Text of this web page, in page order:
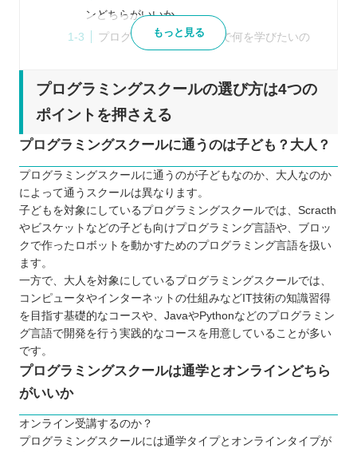
ンどちらがいいか
プログラミングスクールで何を学びたいの
レッスン回数、時間は自分にあっているか
愛媛県の大人向けプログラミングスクール3選
テックアイエス（
Winスクール （https://www.winschool.jp/）
パソコン教室アビバ
（https://www.aviva.co.jp/）
愛媛県内の子ども向けプログラミングスクール3選
Swimmy （https://www.sai.co.jp/swimmy/）
ミライエプロジェクト
（https://www.miraie.click/）
愛媛のプログラミングスクールから自分に合ったと
もっと見る
プログラミングスクールの選び方は4つの
ポイントを押さえる
プログラミングスクールに通うのは子ども？大人？
プログラミングスクールに通うのが子どもなのか、大人なのか
によって通うスクールは異なります。
子どもを対象にしているプログラミングスクールでは、Scracth
やビスケットなどの子ども向けプログラミング言語や、ブロッ
クで作ったロボットを動かすためのプログラミング言語を扱い
ます。
一方で、大人を対象にしているプログラミングスクールでは、
コンピュータやインターネットの仕組みなどIT技術の知識習得
を目指す基礎的なコースや、JavaやPythonなどのプログラミン
グ言語で開発を行う実践的なコースを用意していることが多い
です。
プログラミングスクールは通学とオンラインどちら
がいいか
オンライン受講するのか？
プログラミングスクールには通学タイプとオンラインタイプが